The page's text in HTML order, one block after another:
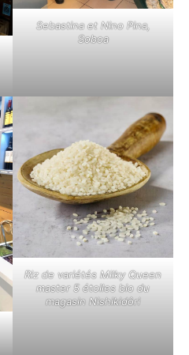
Sebastina et Nino Pina,
Soboa
Riz de variétés Milky Queen
master 5 étoiles bio du
magasin Nishikidôri